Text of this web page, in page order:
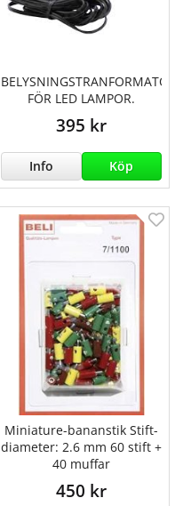
BELYSNINGSTRANFORMATOR
FÖR LED LAMPOR.
395 kr
Info Köp
Miniature-bananstik Stift-
diameter: 2.6 mm 60 stift +
40 muffar
450 kr